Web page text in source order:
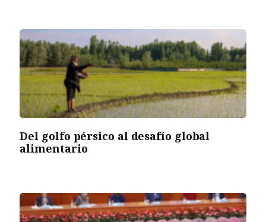
Del golfo pérsico al desafío global
alimentario